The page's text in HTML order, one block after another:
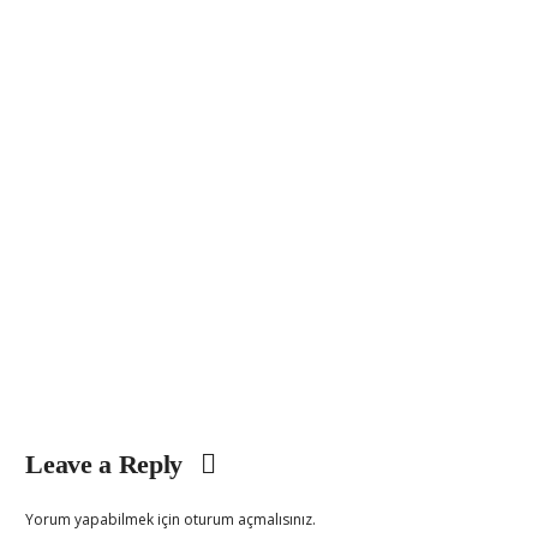
Leave a Reply
Yorum yapabilmek için oturum açmalısınız.